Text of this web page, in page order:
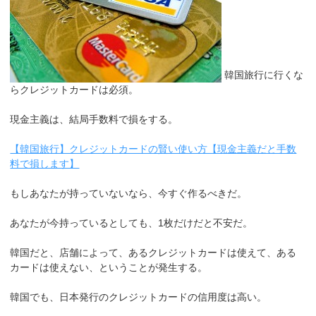
韓国旅行に行くな
らクレジットカードは必須。
現金主義は、結局手数料で損をする。
【韓国旅行】クレジットカードの賢い使い方【現金主義だと手数
料で損します】
もしあなたが持っていないなら、今すぐ作るべきだ。
あなたが今持っているとしても、1枚だけだと不安だ。
韓国だと、店舗によって、あるクレジットカードは使えて、ある
カードは使えない、ということが発生する。
韓国でも、日本発行のクレジットカードの信用度は高い。